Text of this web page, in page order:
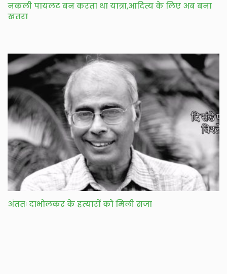
नकली पायलट बन करता था यात्रा,आदित्य के लिए अब बना
खतरा
अंततः दाभोलकर के हत्यारों को मिली सजा